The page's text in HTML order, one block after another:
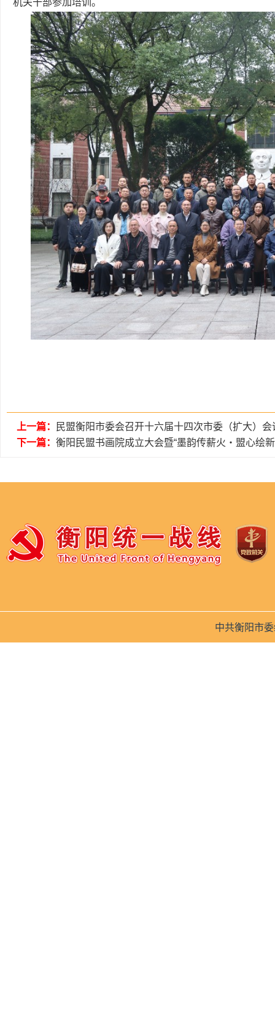
机关干部参加培训。
上一篇：
民盟衡阳市委会召开十六届十四次市委（扩大）
下一篇： 衡阳民盟书画院成立大会暨“墨韵传薪火・盟心绘
中共衡阳市